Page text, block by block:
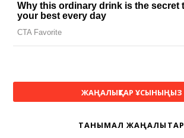
ЖАҢАЛЫҚТАР ҰСЫНЫҢЫЗ
ТАНЫМАЛ ЖАҢАЛЫҚТАР